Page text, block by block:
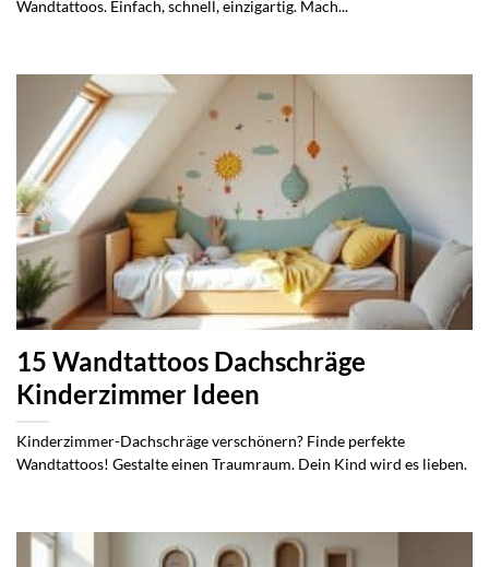
Wandtattoos. Einfach, schnell, einzigartig. Mach...
15 Wandtattoos Dachschräge
Kinderzimmer Ideen
Kinderzimmer-Dachschräge verschönern? Finde perfekte
Wandtattoos! Gestalte einen Traumraum. Dein Kind wird es lieben.